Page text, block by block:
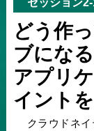
セッション
どう作
ブになる
アプリ
イント
クラウドネ